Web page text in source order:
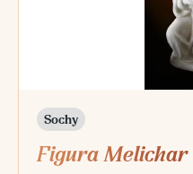
Sochy
Figura Melichar